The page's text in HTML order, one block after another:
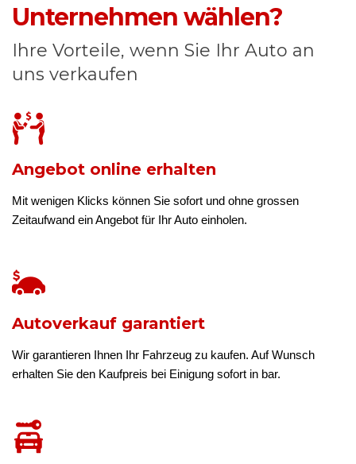
Unternehmen wählen?
Ihre Vorteile, wenn Sie Ihr Auto an
uns verkaufen
Angebot online erhalten
Mit wenigen Klicks können Sie sofort und ohne grossen
Zeitaufwand ein Angebot für Ihr Auto einholen.
Autoverkauf garantiert
Wir garantieren Ihnen Ihr Fahrzeug zu kaufen. Auf Wunsch
erhalten Sie den Kaufpreis bei Einigung sofort in bar.